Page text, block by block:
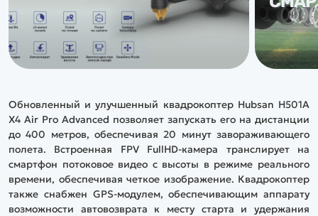
Обновленный и улучшенный квадрокоптер Hubsan H501A
X4 Air Pro Advanced позволяет запускать его на дистанции
до 400 метров, обеспечивая 20 минут завораживающего
полета. Встроенная FPV FullHD-камера транслирует на
смартфон потоковое видео с высоты в режиме реального
времени, обеспечивая четкое изображение. Квадрокоптер
также снабжен GPS-модулем, обеспечивающим аппарату
возможности автовозврата к месту старта и удержания